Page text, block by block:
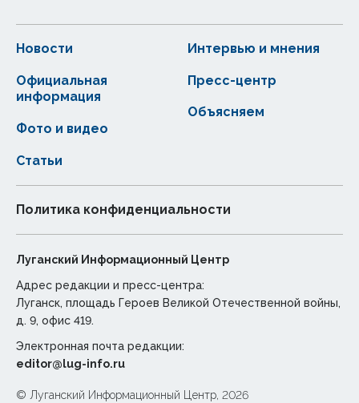
Новости
Статьи
Официальная
информация
Интервью и мнения
Фото и видео
Пресс-центр
Объясняем
Политика конфиденциальности
Луганский Информационный Центр
Адрес редакции и пресс-центра:
Луганск, площадь Героев Великой Отечественной войны,
д. 9, офис 419.
Электронная почта редакции:
editor@lug-info.ru
© Луганский Информационный Центр, 2026